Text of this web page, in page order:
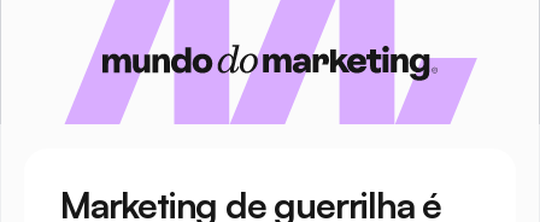
Marketing de guerrilha é